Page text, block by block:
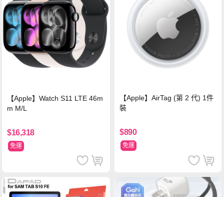
【Apple】Watch S11 LTE 46m
m M/L
$16,318
免運
【Apple】AirTag (第 2 代) 1件
裝
$890
免運